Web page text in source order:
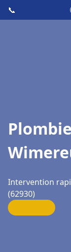
📞
Intervention
(62930)